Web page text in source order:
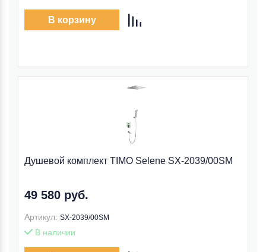
В корзину
Душевой комплект TIMO Selene SX-2039/00SM
49 580 руб.
Артикул: SX-2039/00SM
В наличии